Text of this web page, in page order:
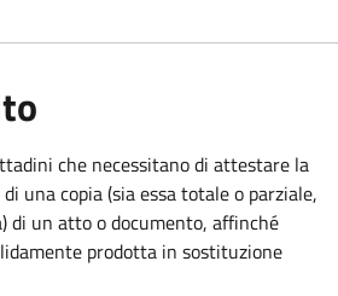
che necessitano di attestare la
una copia (sia essa totale o parziale,
di un atto o documento, affinché
prodotta in sostituzione